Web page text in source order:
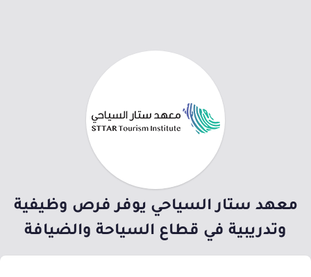
معهد ستار السياحي يوفر فرص وظيفية
وتدريبية في قطاع السياحة والضيافة